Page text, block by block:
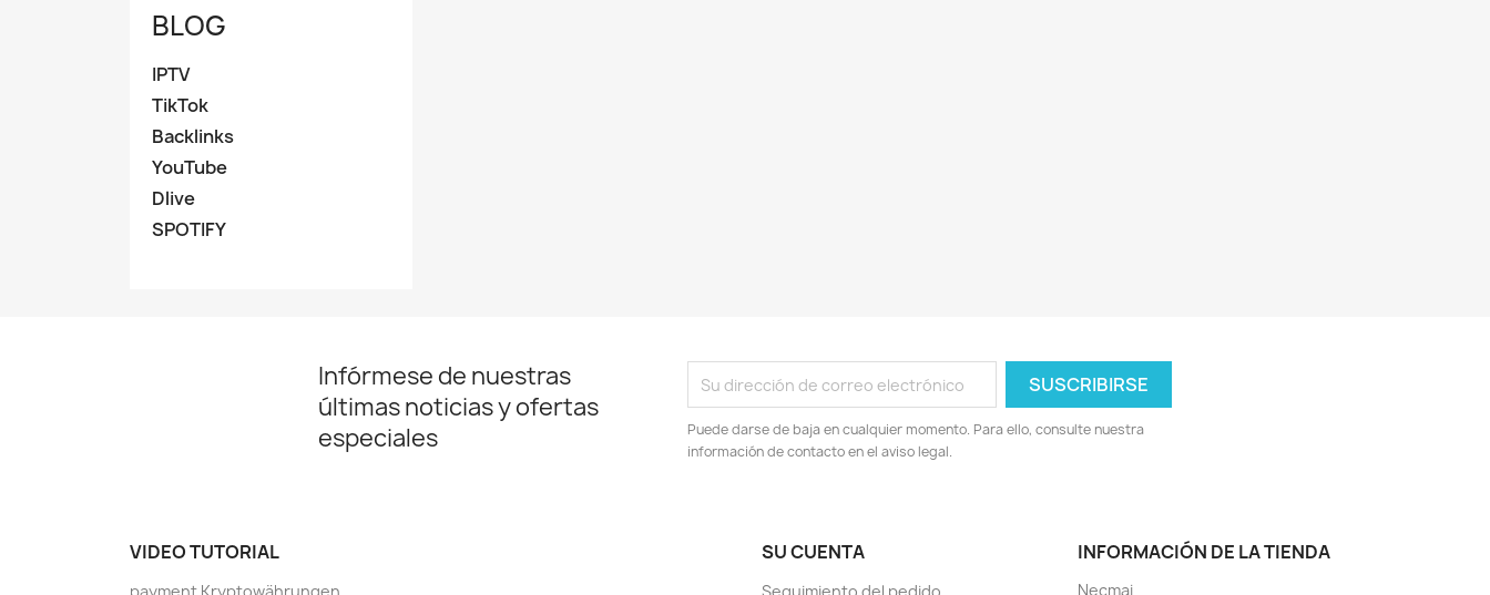
BLOG
IPTV
TikTok
Backlinks
YouTube
Dlive
SPOTIFY
Infórmese de nuestras
últimas noticias y ofertas
especiales
Puede darse de baja en cualquier momento. Para ello, consulte nuestra
información de contacto en el aviso legal.
VIDEO TUTORIAL SU CUENTA INFORMACIÓN DE LA TIENDA
Necmai